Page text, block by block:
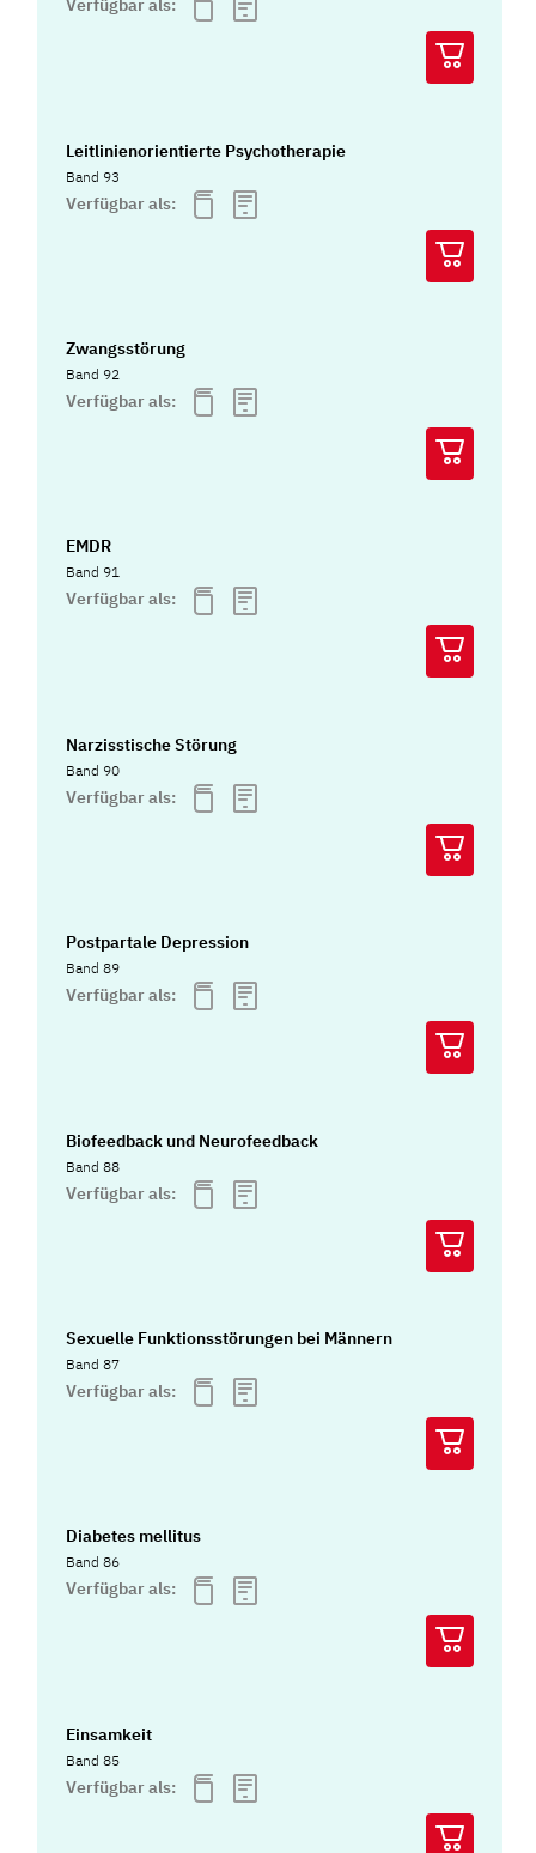
Verfügbar als:
Leitlinienorientierte Psychotherapie
Band 93
Verfügbar als:
Zwangsstörung
Band 92
Verfügbar als:
EMDR
Band 91
Verfügbar als:
Narzisstische Störung
Band 90
Verfügbar als:
Postpartale Depression
Band 89
Verfügbar als:
Biofeedback und Neurofeedback
Band 88
Verfügbar als:
Sexuelle Funktionsstörungen bei Männern
Band 87
Verfügbar als:
Diabetes mellitus
Band 86
Verfügbar als:
Einsamkeit
Band 85
Verfügbar als: